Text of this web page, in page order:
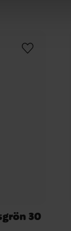
30